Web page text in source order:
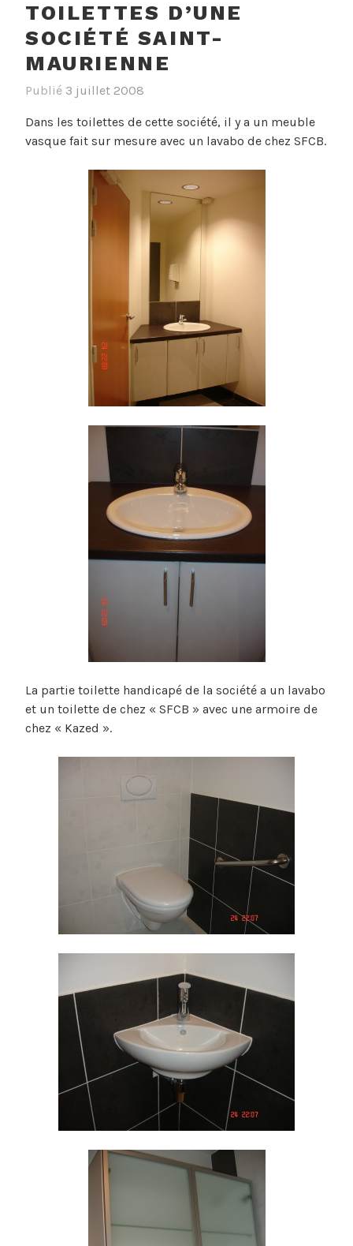
TOILETTES D’UNE
SOCIÉTÉ SAINT-
MAURIENNE
Publié 3 juillet 2008
Dans les toilettes de cette société, il y a un meuble
vasque fait sur mesure avec un lavabo de chez SFCB.
La partie toilette handicapé de la société a un lavabo
et un toilette de chez « SFCB » avec une armoire de
chez « Kazed ».